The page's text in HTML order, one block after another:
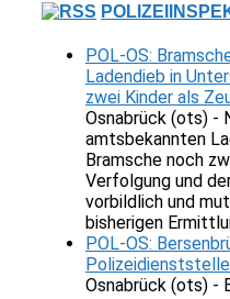
POL-OS:
Ladendieb in
zwei Kinder als
Osnabrück (ots) -
amtsbekannten
Bramsche noch
Verfolgung und
vorbildlich und
bisherigen
POL-OS:
Polizeidienststelle
Osnabrück (ots) -